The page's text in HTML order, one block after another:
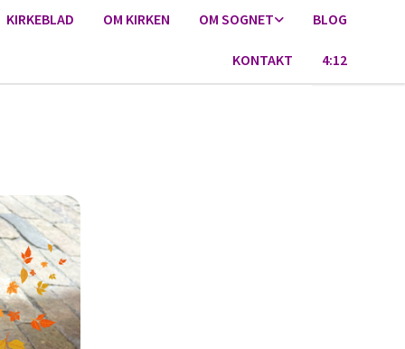
KIRKEBLAD OM KIRKEN OM SOGNET BLOG
KONTAKT 4:12